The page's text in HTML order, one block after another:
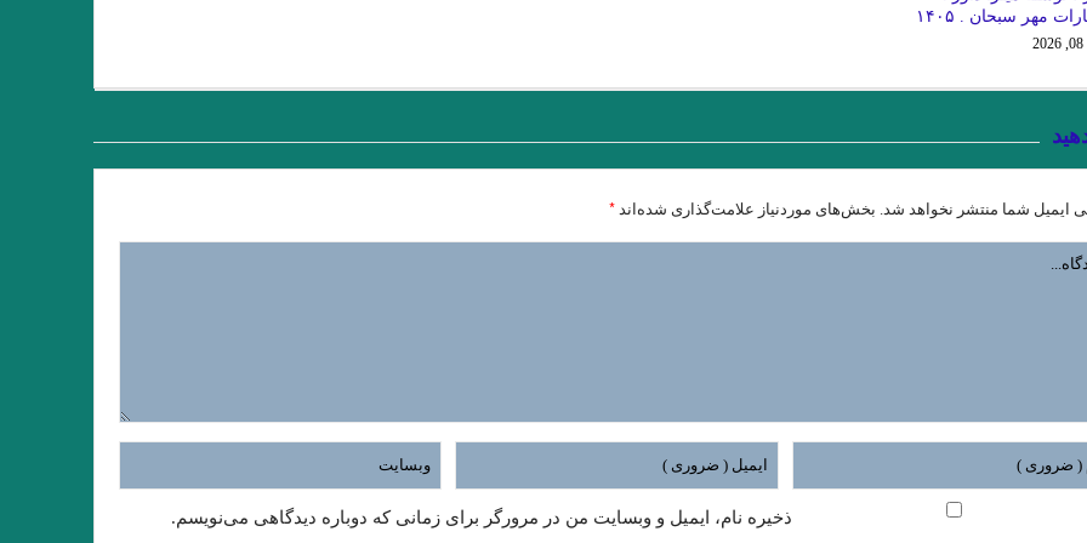
مهر سبحان . ۱۴۰۵
ایمیل شما منتشر نخواهد شد. بخش‌های موردنیاز علامت‌گذاری شده‌اند*
ذخیره نام، ایمیل و وبسایت من در مرورگر برای زمانی که دوباره دیدگاهی می‌نویسم.